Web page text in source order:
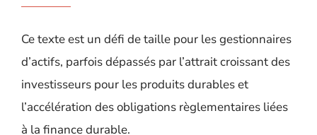
Ce texteest un défi de taille pour les gestionnaires
d’actifs, parfois dépassés par l’attrait croissant des
investisseurs pour les produits durables et
l’accélération des obligations règlementaires liées
à la finance durable.